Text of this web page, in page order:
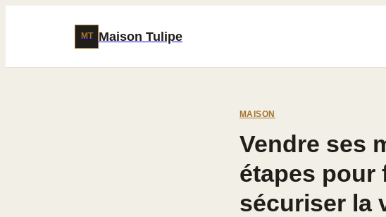
MT Maison Tulipe
MAISON
Vendre ses
étapes pour
sécuriser la